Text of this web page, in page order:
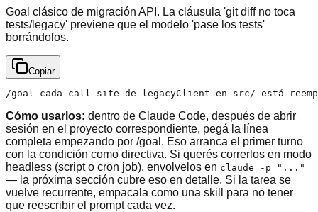
Goal clásico de migración API. La cláusula 'git diff no toca
tests/legacy' previene que el modelo 'pase los tests'
borrándolos.
Copiar
/goal cada call site de legacyClient en src/ está
Cómo usarlos: dentro de Claude Code, después de abrir
sesión en el proyecto correspondiente, pegá la línea
completa empezando por /goal. Eso arranca el primer turno
con la condición como directiva. Si querés correrlos en modo
headless (script o cron job), envolvelos en claude -p "..."
— la próxima sección cubre eso en detalle. Si la tarea se
vuelve recurrente, empacala como una skill para no tener
que reescribir el prompt cada vez.